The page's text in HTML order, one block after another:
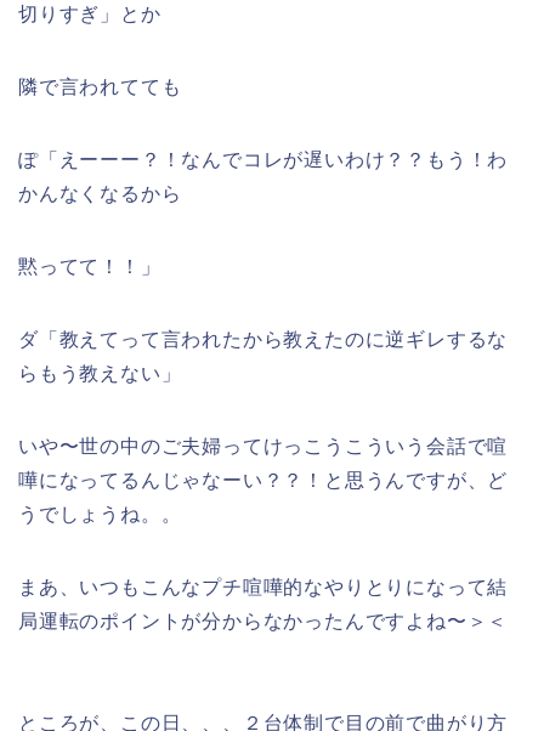
切りすぎ」とか
隣で言われてても
ぽ「えーーー？！なんでコレが遅いわけ？？もう！わ
かんなくなるから
黙ってて！！」
ダ「教えてって言われたから教えたのに逆ギレするな
らもう教えない」
いや〜世の中のご夫婦ってけっこうこういう会話で喧
嘩になってるんじゃなーい？？！と思うんですが、ど
うでしょうね。。
まあ、いつもこんなプチ喧嘩的なやりとりになって結
局運転のポイントが分からなかったんですよね〜＞＜
ところが、この日、、、２台体制で目の前で曲がり方